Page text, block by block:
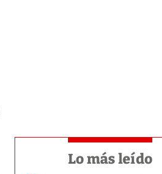
Lo más leído